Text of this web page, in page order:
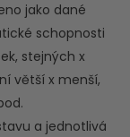
jako dané
schopnosti
stejných x
větší x menší,
a jednotlivá